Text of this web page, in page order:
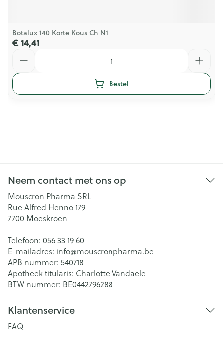
Botalux 140 Korte Kous Ch N1
€ 14,41
Bestel
Neem contact met ons op
Mouscron Pharma SRL
Rue Alfred Henno 179
7700 Moeskroen
Telefoon: 056 33 19 60
E-mailadres: info@mouscronpharma.be
APB nummer: 540718
Apotheek titularis: Charlotte Vandaele
BTW nummer: BE0442796288
Klantenservice
FAQ